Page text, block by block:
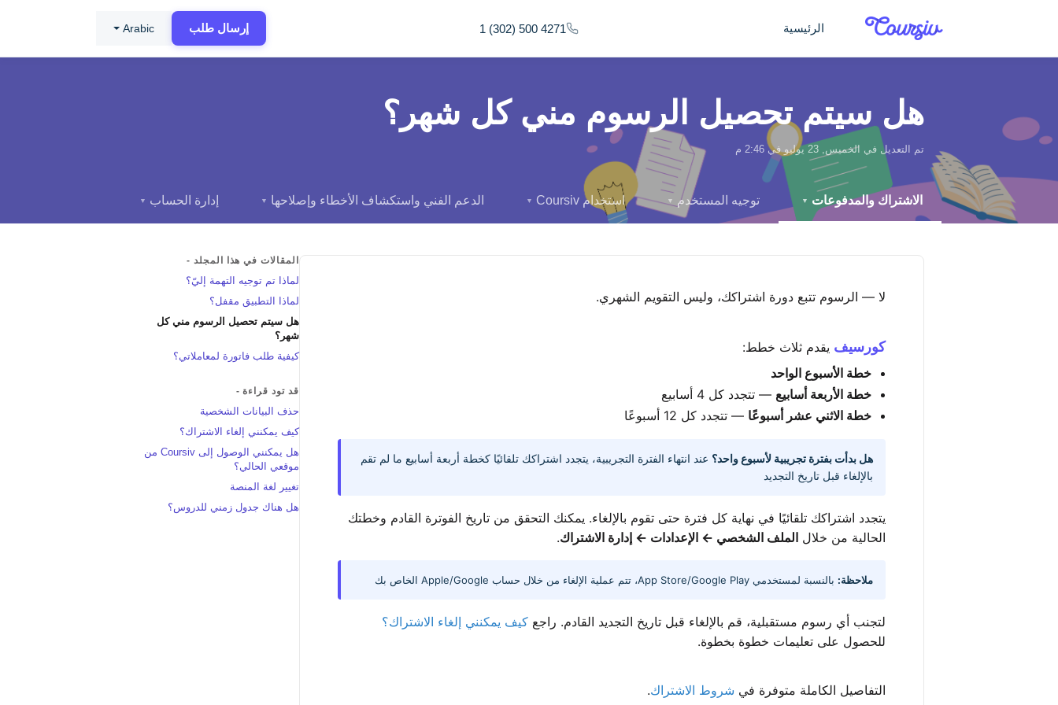
الرئيسية
إرسال طلب 1 (302) 500 4271
Arabic
هل سيتم تحصيل الرسوم مني كل شهر؟
تم التعديل في الخميس, 23 يوليو في 2:46 م
الاشتراك والمدفوعات ▼ توجيه المستخدم ▼ استخدام Coursiv ▼ الدعم الفني واستكشاف الأخطاء وإصلاحها ▼ إدارة الحساب ▼
لا — الرسوم تتبع دورة اشتراكك، وليس التقويم الشهري.
كورسيف يقدم ثلاث خطط:
خطة الأسبوع الواحد
خطة الأربعة أسابيع — تتجدد كل 4 أسابيع
خطة الاثني عشر أسبوعًا — تتجدد كل 12 أسبوعًا
هل بدأت بفترة تجريبية لأسبوع واحد؟ عند انتهاء الفترة التجريبية، يتجدد اشتراكك تلقائيًا كخطة أربعة أسابيع ما لم تقم
بالإلغاء قبل تاريخ التجديد
يتجدد اشتراكك تلقائيًا في نهاية كل فترة حتى تقوم بالإلغاء. يمكنك التحقق من تاريخ الفوترة القادم وخطتك
الحالية من خلال الملف الشخصي ← الإعدادات ← إدارة الاشتراك.
ملاحظة: بالنسبة لمستخدمي App Store/Google Play، تتم عملية الإلغاء من خلال حساب Apple/Google الخاص بك
لتجنب أي رسوم مستقبلية، قم بالإلغاء قبل تاريخ التجديد القادم. راجع كيف يمكنني إلغاء الاشتراك؟
للحصول على تعليمات خطوة بخطوة.
التفاصيل الكاملة متوفرة في شروط الاشتراك.
المقالات في هذا المجلد -
لماذا تم توجيه التهمة إليّ؟
لماذا التطبيق مقفل؟
هل سيتم تحصيل الرسوم مني كل
شهر؟
كيفية طلب فاتورة لمعاملاتي؟
قد تود قراءة -
حذف البيانات الشخصية
كيف يمكنني إلغاء الاشتراك؟
هل يمكنني الوصول إلى Coursiv من
موقعي الحالي؟
تغيير لغة المنصة
هل هناك جدول زمني للدروس؟